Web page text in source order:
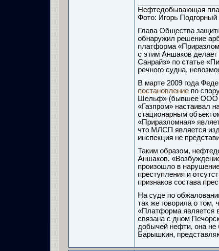
Нефтедобывающая
Фото: Игорь
Глава Общества
обнаружил решение
платформа
с этим Аншаков
Санрайз» по статье
речного судна,
В марте 2009 года
постановлениепо
Шельф» (бывшее ООО
«Газпром» настаивал
стационарным
«Приразломная»
что МЛСП является
инспекция не
Таким образом,
Аншаков.
произошло в
преступления и
признаков состава
На суде по
так же говорила о том,
«Платформа является
связана с дном
добычей нефти, она
Барышкин,